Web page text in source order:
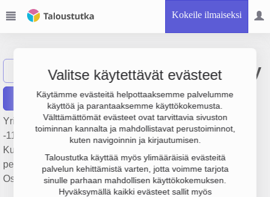
Kokeile ilmaiseksi
Valitse käytettävät evästeet
Käytämme evästeitä helpottaaksemme palvelumme
käyttöä ja parantaaksemme käyttökokemusta.
Välttämättömät evästeet ovat tarvittavia sivuston
toiminnan kannalta ja mahdollistavat perustoiminnot,
kuten navigoinnin ja kirjautumisen.
Taloustutka käyttää myös ylimääräisiä evästeitä
palvelun kehittämistä varten, jotta voimme tarjota
sinulle parhaan mahdollisen käyttökokemuksen.
Hyväksymällä kaikki evästeet sallit myös
Näytä haku PU Porin Ula-Taksi Oy
Raportit
Yrityksen Porin Ula-Taksi Oy liikevaihto on 759 000 €, tulos
-11 000 € ja henkilöstömäärä 0. Sen päätoimiala on
Kutsuttaessa saatavilla oleva henkilökuljetus,
perustamisvuosi 1978 ja sijainti Pori. Yrityksen yhtiömuoto
Osakeyhtiö (OY).